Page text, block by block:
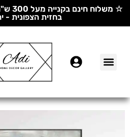
☆
בחזית הצפונית -